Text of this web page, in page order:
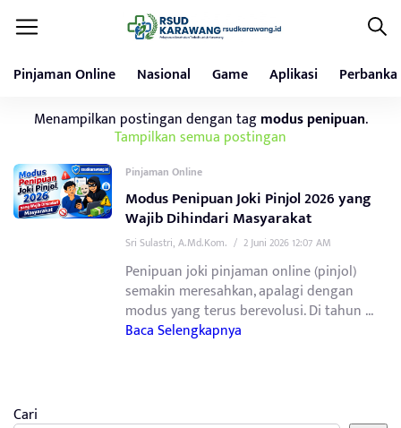
Pinjaman Online Nasional Game Aplikasi
Menampilkan postingan dengan tagmodus penipuan.
Tampilkan semua postingan
Pinjaman Online
Modus Penipuan Joki Pinjol 2026 yang
Wajib Dihindari Masyarakat
Sri Sulastri, A.Md.Kom. / 2 Juni 2026 12:07 AM
Penipuan joki pinjaman online (pinjol)
semakin meresahkan, apalagi dengan
modus yang terus berevolusi. Di tahun ...
Baca Selengkapnya
Cari